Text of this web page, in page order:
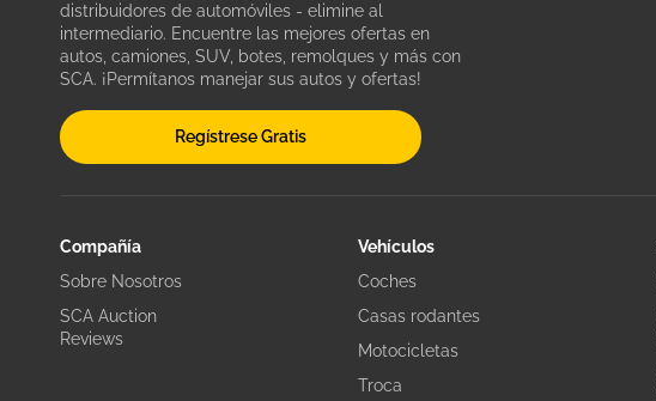
distribuidores de automóviles - elimine al
intermediario. Encuentre las mejores ofertas en
autos, camiones, SUV, botes, remolques y más con
SCA. ¡Permítanos manejar sus autos y ofertas!
Regístrese Gratis
Compañía
Sobre Nosotros
SCA Auction
Reviews
Vehículos
Coches
Casas rodantes
Motocicletas
Troca